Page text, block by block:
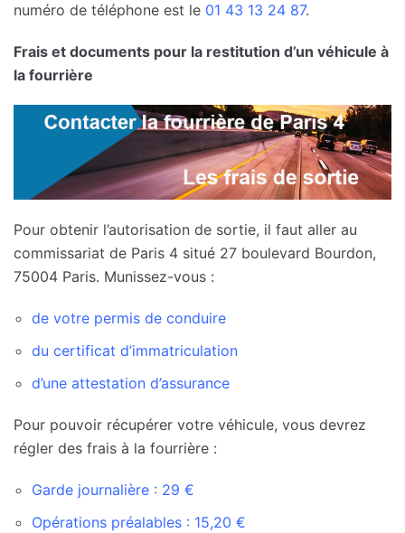
numéro de téléphone est le 01 43 13 24 87.
Frais et documents pour la restitution d’un véhicule à
la fourrière
Pour obtenir l’autorisation de sortie, il faut aller au
commissariat de Paris 4 situé 27 boulevard Bourdon,
75004 Paris. Munissez-vous :
de votre permis de conduire
du certificat d’immatriculation
d’une attestation d’assurance
Pour pouvoir récupérer votre véhicule, vous devrez
régler des frais à la fourrière :
Garde journalière : 29 €
Opérations préalables : 15,20 €